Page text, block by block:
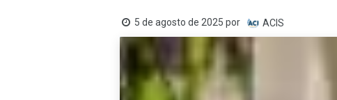
5 de agosto de 2025 por ACIS